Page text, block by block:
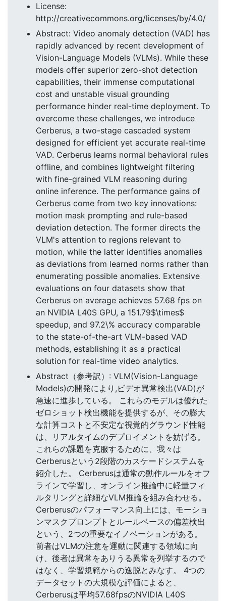
License:
http://creativecommons.org/licenses/by/4.0/
Abstract: Video anomaly detection (VAD) has
rapidly advanced by recent development of
Vision-Language Models (VLMs). While these
models offer superior zero-shot detection
capabilities, their immense computational
cost and unstable visual grounding
performance hinder real-time deployment. To
overcome these challenges, we introduce
Cerberus, a two-stage cascaded system
designed for efficient yet accurate real-time
VAD. Cerberus learns normal behavioral rules
offline, and combines lightweight filtering
with fine-grained VLM reasoning during
online inference. The performance gains of
Cerberus come from two key innovations:
motion mask prompting and rule-based
deviation detection. The former directs the
VLM's attention to regions relevant to
motion, while the latter identifies anomalies
as deviations from learned norms rather than
enumerating possible anomalies. Extensive
evaluations on four datasets show that
Cerberus on average achieves 57.68 fps on
an NVIDIA L40S GPU, a 151.79$\times$
speedup, and 97.2\% accuracy comparable
to the state-of-the-art VLM-based VAD
methods, establishing it as a practical
solution for real-time video analytics.
Abstract（参考訳）: VLM(Vision-Language
Models)の開発により,ビデオ異常検出(VAD)が
急速に進歩している。 これらのモデルは優れた
ゼロショット検出機能を提供するが、その膨大
な計算コストと不安定な視覚的グラウンド性能
は、リアルタイムのデプロイメントを妨げる。
これらの課題を克服するために、我々は
Cerberusという2段階のカスケードシステムを
紹介した。 Cerberusは通常の動作ルールをオフ
ラインで学習し、オンライン推論中に軽量フィ
ルタリングと詳細なVLM推論を組み合わせる。
Cerberusのパフォーマンス向上には、モーショ
ンマスクプロンプトとルールベースの偏差検出
という、2つの重要なイノベーションがある。
前者はVLMの注意を運動に関連する領域に向
け、後者は異常をありうる異常を列挙するので
はなく、学習規範からの逸脱とみなす。 4つの
データセットの大規模な評価によると、
Cerberusは平均57.68fpsのNVIDIA L40S